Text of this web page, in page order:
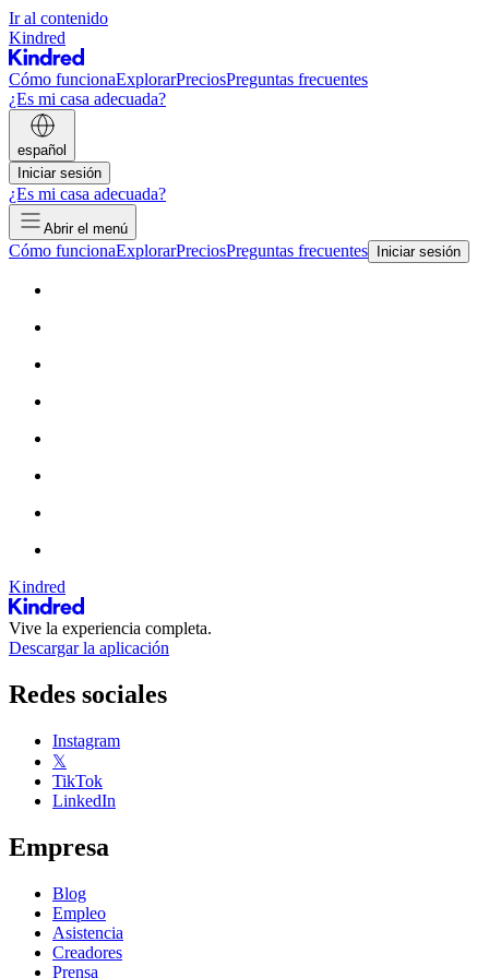
Ir al contenido
Kindred
Cómo funcionaExplorarPreciosPreguntas frecuentes
¿Es mi casa adecuada?
español
Iniciar sesión
¿Es mi casa adecuada?
Abrir el menú
Cómo funcionaExplorarPreciosPreguntas frecuentes Iniciar sesión
Kindred
Vive la experiencia completa.
Descargar la aplicación
Redes sociales
Instagram
𝕏
TikTok
LinkedIn
Empresa
Blog
Empleo
Asistencia
Creadores
Prensa